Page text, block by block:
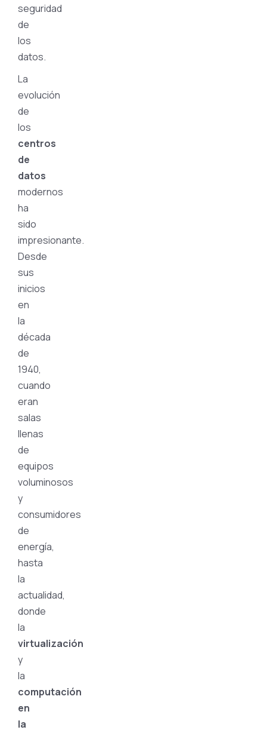
seguridad
de
los
datos.
La
evolución
de
los
centros
de
datos
modernos
ha
sido
impresionante.
Desde
sus
inicios
en
la
década
de
1940,
cuando
eran
salas
llenas
de
equipos
voluminosos
y
consumidores
de
energía,
hasta
la
actualidad,
donde
la
virtualización
y
la
computación
en
la